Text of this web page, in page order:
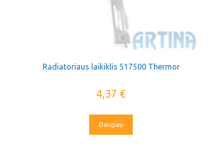
Radiatoriaus laikiklis 517500 Thermor
4,37 €
Daugiau